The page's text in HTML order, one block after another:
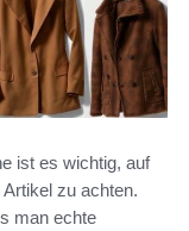
ist es wichtig, auf
zu achten.
man echte